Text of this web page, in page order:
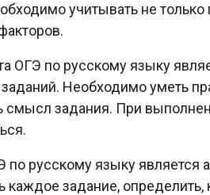
учитывать не только
ОГЭ по русскому языку
Необходимо уметь
смысл задания. При
русскому языку является
задание,